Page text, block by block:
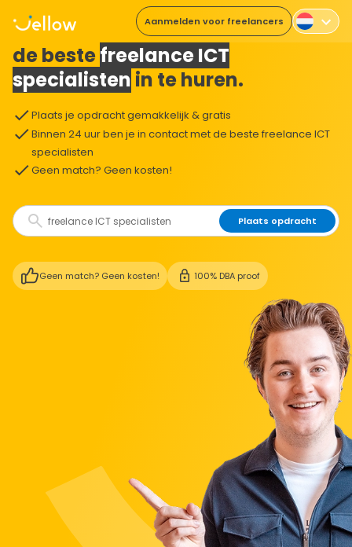
Aanmelden voor freelancers
De makkelijkste manier om
de bestefreelance ICT
specialisten in te huren.
Plaats je opdracht gemakkelijk & gratis
Binnen 24 uur ben je in contact met de beste freelance ICT
specialisten
Geen match? Geen kosten!
Plaats opdracht
Geen match? Geen kosten! 100% DBA proof